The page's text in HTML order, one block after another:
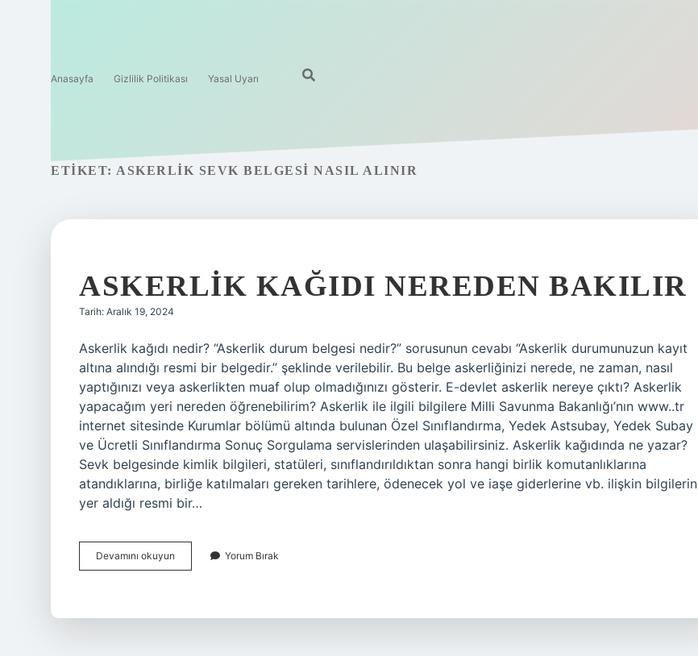
Anasayfa Gizlilik Politikası Yasal Uyarı
ETIKET: ASKERLIK SEVK BELGESI NASIL ALINIR
ASKERLIK KAĞIDI NEREDEN BAKILIR
Tarih: Aralık 19, 2024
Askerlik kağıdı nedir? “Askerlik durum belgesi nedir?” sorusunun cevabı “Askerlik durumunuzun kayıt
altına alındığı resmi bir belgedir.” şeklinde verilebilir. Bu belge askerliğinizi nerede, ne zaman, nasıl
yaptığınızı veya askerlikten muaf olup olmadığınızı gösterir. E-devlet askerlik nereye çıktı? Askerlik
yapacağım yeri nereden öğrenebilirim? Askerlik ile ilgili bilgilere Milli Savunma Bakanlığı’nın www..tr
internet sitesinde Kurumlar bölümü altında bulunan Özel Sınıflandırma, Yedek Astsubay, Yedek Subay
ve Ücretli Sınıflandırma Sonuç Sorgulama servislerinden ulaşabilirsiniz. Askerlik kağıdında ne yazar?
Sevk belgesinde kimlik bilgileri, statüleri, sınıflandırıldıktan sonra hangi birlik komutanlıklarına
atandıklarına, birliğe katılmaları gereken tarihlere, ödenecek yol ve iaşe giderlerine vb. ilişkin bilgilerin
yer aldığı resmi bir…
Devamını okuyun
Kağıdı
Yorum Bırak